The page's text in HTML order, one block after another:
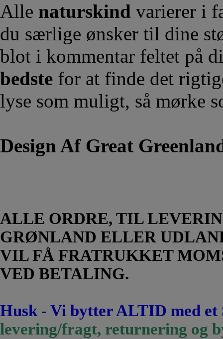
Alle naturskind varierer i
du særlige ønsker til dine
blot i kommentar feltet på
bedste for at finde det
lyse som muligt, så mørke
Design Af Great
ALLE ORDRE, TIL
GRØNLAND ELLER
VIL FÅ FRATRUKKET
VED BETALING.
Husk - Vi bytter ALTID med
levering/fragt, returnering og